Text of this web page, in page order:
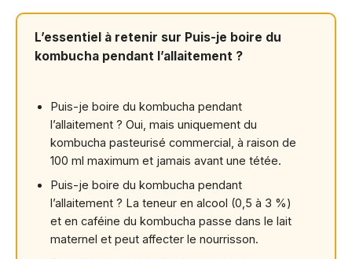
L’essentiel à retenir sur Puis-je boire du
kombucha pendant l’allaitement ?
Puis-je boire du kombucha pendant
l’allaitement ? Oui, mais uniquement du
kombucha pasteurisé commercial, à raison de
100 ml maximum et jamais avant une tétée.
Puis-je boire du kombucha pendant
l’allaitement ? La teneur en alcool (0,5 à 3 %)
et en caféine du kombucha passe dans le lait
maternel et peut affecter le nourrisson.